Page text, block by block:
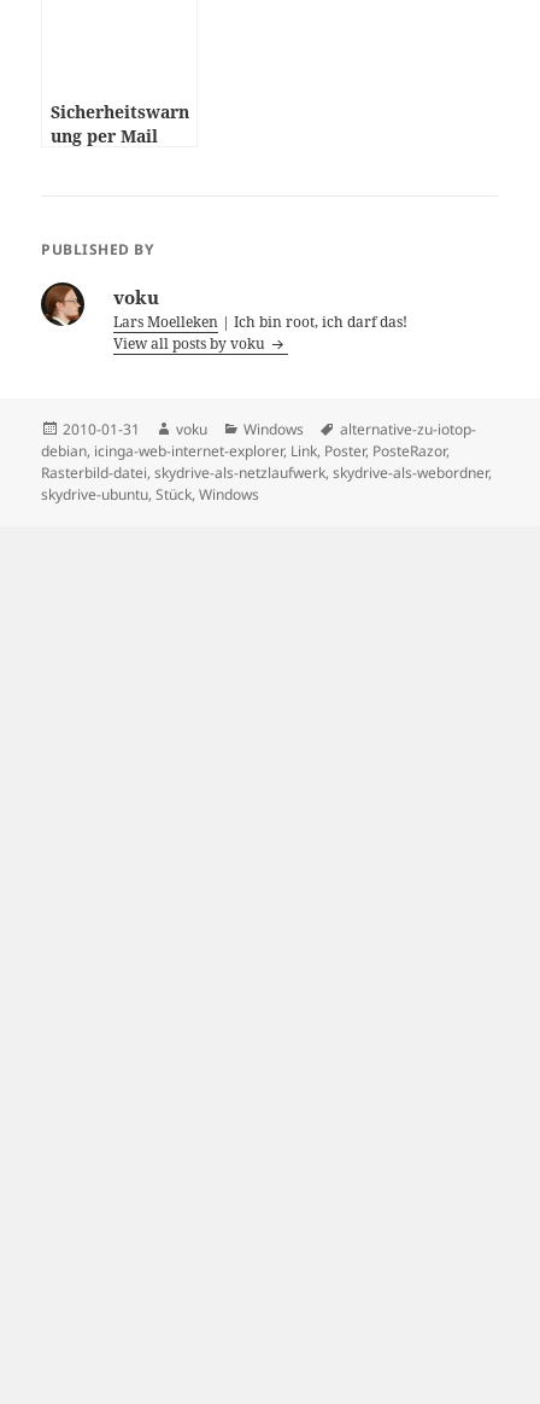
Sicherheitswarn
ung per Mail
PUBLISHED BY
voku
Lars Moelleken | Ich bin root, ich darf das!
View all posts by voku
Posted
on
2010-01-31 Author
voku Categories
Windows Tags
alternative-zu-iotop-
debian, icinga-web-internet-explorer, Link, Poster, PosteRazor,
Rasterbild-datei,skydrive-als-netzlaufwerk,skydrive-als-webordner,
skydrive-ubuntu,Stück,Windows